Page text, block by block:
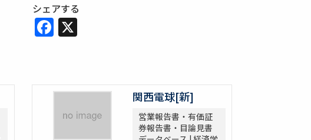
シェアする
Facebook
X
関西電球[新]
営業報告書・有価証
券報告書・目論見書